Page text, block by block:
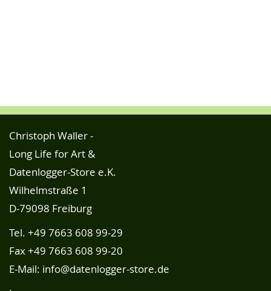
Christoph Waller -
Long Life for Art &
Datenlogger-Store e.K.
Wilhelmstraße 1
D-79098 Freiburg
Tel. +49 7663 608 99-29
Fax +49 7663 608 99-20
E-Mail: info@datenlogger-store.de